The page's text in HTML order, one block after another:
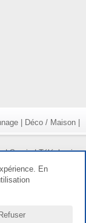
| Déco / Maison|
|Survie|Téléphonie
En
Refuser